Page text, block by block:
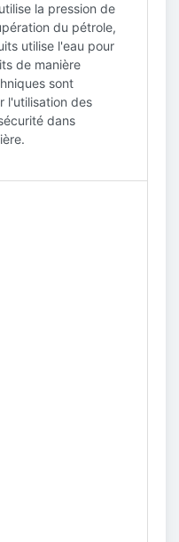
la pression de
du pétrole,
utilise l'eau pour
de manière
sont
l'utilisation des
dans